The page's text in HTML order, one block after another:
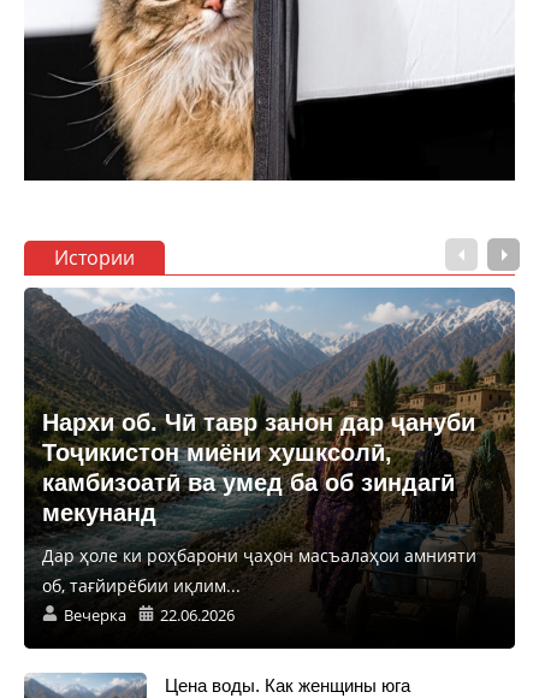
Истории
Нархи об. Чӣ тавр занон дар ҷануби
Тоҷикистон миёни хушксолӣ,
камбизоатӣ ва умед ба об зиндагӣ
мекунанд
Дар ҳоле ки роҳбарони ҷаҳон масъалаҳои амнияти
об, тағйирёбии иқлим...
Вечерка 22.06.2026
Цена воды. Как женщины юга